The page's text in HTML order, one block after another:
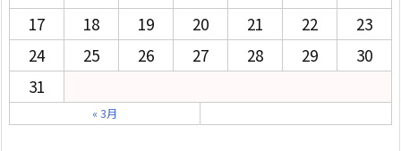
17
18 19 20 21 22
23
24
25 26 27 28 29
30
31
« 3月